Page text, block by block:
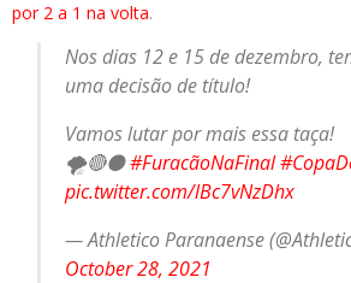
por 2 a 1 na volta.
Nos dias 12 e 15 de dezembro,
uma decisão de título!
Vamos lutar por mais essa taça!
🌪️🔴⚫️#FuracãoNaFinal
pic.twitter.com/lBc7vNzDhx
— Athletico Paranaense
October 28, 2021